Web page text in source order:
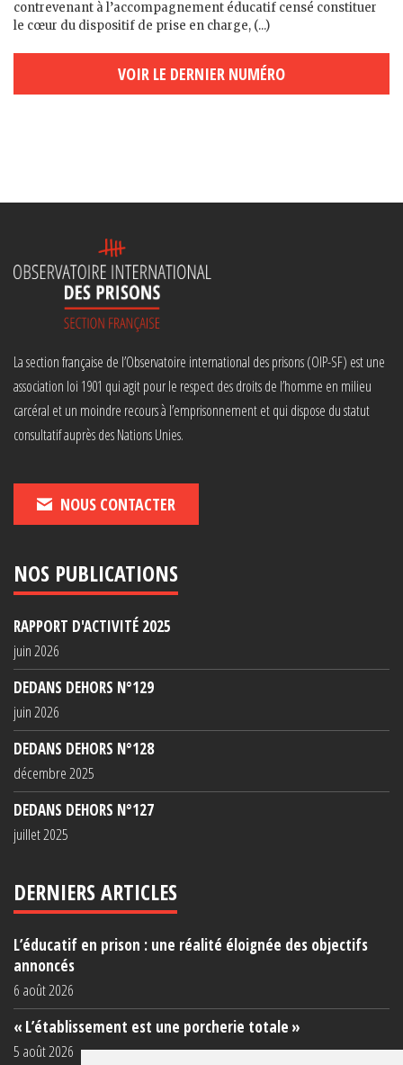
contrevenant à l’accompagnement éducatif censé constituer
le cœur du dispositif de prise en charge, (...)
VOIR LE DERNIER NUMÉRO
La section française de l’Observatoire international des prisons (OIP-SF) est une
association loi 1901 qui agit pour le respect des droits de l’homme en milieu
carcéral et un moindre recours à l’emprisonnement et qui dispose du statut
consultatif auprès des Nations Unies.
NOUS CONTACTER
NOS PUBLICATIONS
RAPPORT D'ACTIVITÉ 2025
juin 2026
DEDANS DEHORS N°129
juin 2026
DEDANS DEHORS N°128
décembre 2025
DEDANS DEHORS N°127
juillet 2025
DERNIERS ARTICLES
L’éducatif en prison : une réalité éloignée des objectifs
annoncés
6 août 2026
« L’établissement est une porcherie totale »
5 août 2026